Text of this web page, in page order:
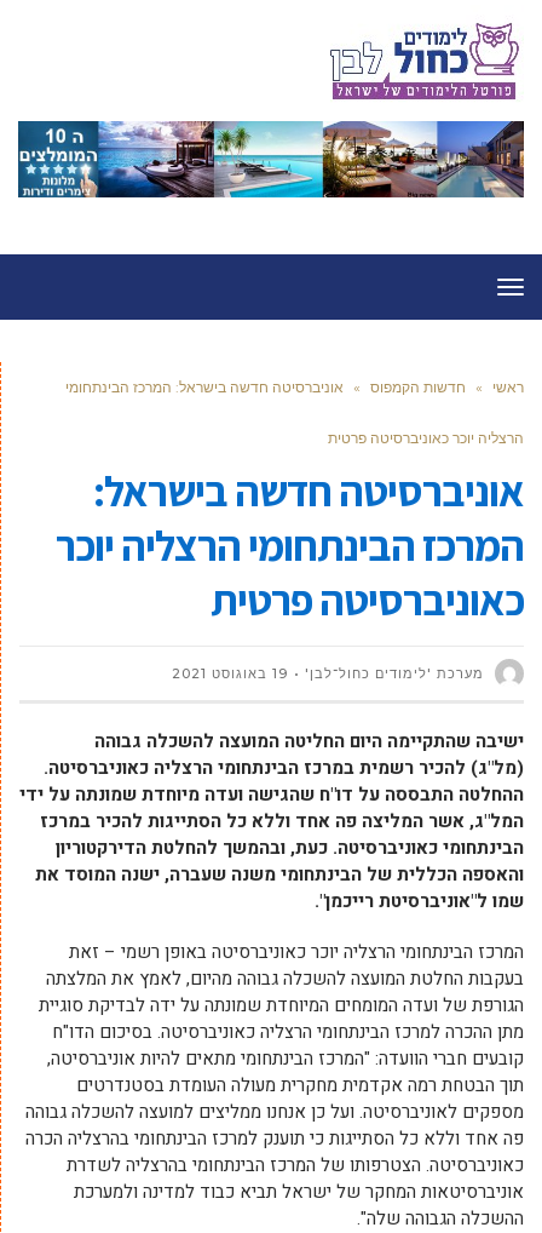
תפריט
ראשי » חדשות הקמפוס » אוניברסיטה חדשה בישראל: המרכז הבינתחומי
הרצליה יוכר כאוניברסיטה פרטית
אוניברסיטה חדשה בישראל:
המרכז הבינתחומי הרצליה יוכר
כאוניברסיטה פרטית
מערכת 'לימודים כחול־לבן' 19 באוגוסט 2021
ישיבה שהתקיימה היום החליטה המועצה להשכלה גבוהה
(מל"ג) להכיר רשמית במרכז הבינתחומי הרצליה כאוניברסיטה.
ההחלטה התבססה על דו"ח שהגישה ועדה מיוחדת שמונתה על ידי
המל"ג, אשר המליצה פה אחד וללא כל הסתייגות להכיר במרכז
הבינתחומי כאוניברסיטה. כעת, ובהמשך להחלטת הדירקטוריון
והאספה הכללית של הבינתחומי משנה שעברה, ישנה המוסד את
שמו ל"אוניברסיטת רייכמן".
המרכז הבינתחומי הרצליה יוכר כאוניברסיטה באופן רשמי – זאת
בעקבות החלטת המועצה להשכלה גבוהה מהיום, לאמץ את המלצתה
הגורפת של ועדה המומחים המיוחדת שמונתה על ידה לבדיקת סוגיית
מתן ההכרה למרכז הבינתחומי הרצליה כאוניברסיטה. בסיכום הדו"ח
קובעים חברי הוועדה: "המרכז הבינתחומי מתאים להיות אוניברסיטה,
תוך הבטחת רמה אקדמית מחקרית מעולה העומדת בסטנדרטים
מספקים לאוניברסיטה. ועל כן אנחנו ממליצים למועצה להשכלה גבוהה
פה אחד וללא כל הסתייגות כי תוענק למרכז הבינתחומי בהרצליה הכרה
כאוניברסיטה. הצטרפותו של המרכז הבינתחומי בהרצליה לשדרת
אוניברסיטאות המחקר של ישראל תביא כבוד למדינה ולמערכת
ההשכלה הגבוהה שלה".